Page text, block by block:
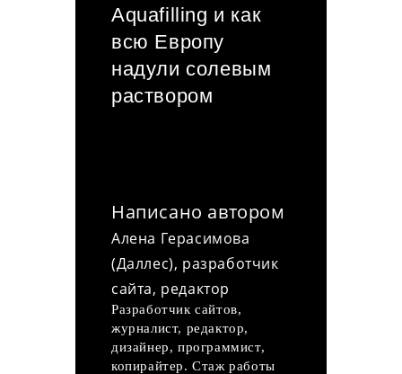
Aquafilling и как
всю Европу
надули солевым
раствором
Написано автором
Алена Герасимова
(Даллес), разработчик
сайта, редактор
Разработчик сайтов,
журналист, редактор,
дизайнер, программист,
копирайтер. Стаж работы